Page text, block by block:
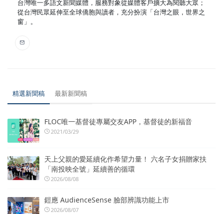
台灣唯一多語文新聞媒體，服務對象從媒體客戶擴大為閱聽大眾；
從台灣民眾延伸至全球僑胞與讀者，充分扮演「台灣之眼，世界之
窗」。
精選新聞稿 最新新聞稿
FLOC唯一基督徒專屬交友APP，基督徒的新福音
2021/03/29
天上父親的愛延續化作希望力量！ 六名子女捐贈家扶
「南投映全號」延續善的循環
2026/08/08
鎧應 AudienceSense 臉部辨識功能上市
2026/08/07